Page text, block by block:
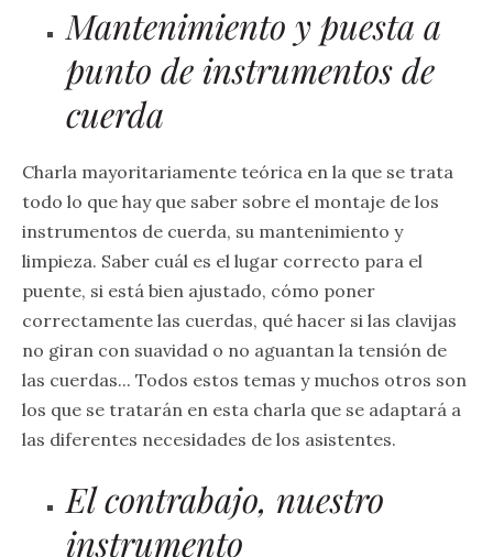
Mantenimiento y puesta a
punto de instrumentos de
cuerda
Charla mayoritariamente teórica en la que se trata
todo lo que hay que saber sobre el montaje de los
instrumentos de cuerda, su mantenimiento y
limpieza. Saber cuál es el lugar correcto para el
puente, si está bien ajustado, cómo poner
correctamente las cuerdas, qué hacer si las clavijas
no giran con suavidad o no aguantan la tensión de
las cuerdas... Todos estos temas y muchos otros son
los que se tratarán en esta charla que se adaptará a
las diferentes necesidades de los asistentes.
El contrabajo, nuestro
instrumento